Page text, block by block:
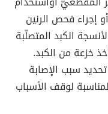
إجراء فحص الرنين
الكبد المتصلّبة
خزعة من الكبد.
سبب الإصابة
لوقف الأسباب